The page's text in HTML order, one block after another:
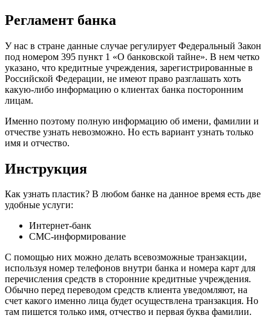
Регламент банка
У нас в стране данные случае регулирует Федеральный Закон
под номером 395 пункт 1 «О банковской тайне». В нем четко
указано, что кредитные учреждения, зарегистрированные в
Российской Федерации, не имеют право разглашать хоть
какую-либо информацию о клиентах банка посторонним
лицам.
Именно поэтому полную информацию об имени, фамилии и
отчестве узнать невозможно. Но есть вариант узнать только
имя и отчество.
Инструкция
Как узнать пластик? В любом банке на данное время есть две
удобные услуги:
Интернет-банк
СМС-информирование
С помощью них можно делать всевозможные транзакции,
используя номер телефонов внутри банка и номера карт для
перечисления средств в сторонние кредитные учреждения.
Обычно перед переводом средств клиента уведомляют, на
счет какого именно лица будет осуществлена транзакция. Но
там пишется только имя, отчество и первая буква фамилии.